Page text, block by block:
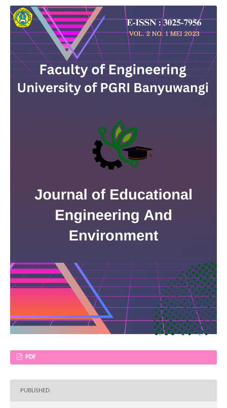
PDF
PUBLISHED